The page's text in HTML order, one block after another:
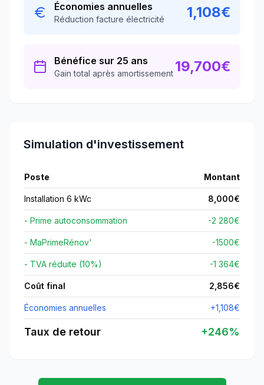
Économies annuelles
Réduction facture électricité 1,108€
Bénéfice sur 25 ans
Gain total après amortissement 19,700€
Simulation d'investissement
Poste Montant
Installation 6 kWc 8,000€
- Prime autoconsommation -2 280€
- MaPrimeRénov' -1500€
- TVA réduite (10%) -1 364€
Coût final 2,856€
Économies annuelles +1,108€
Taux de retour +246%